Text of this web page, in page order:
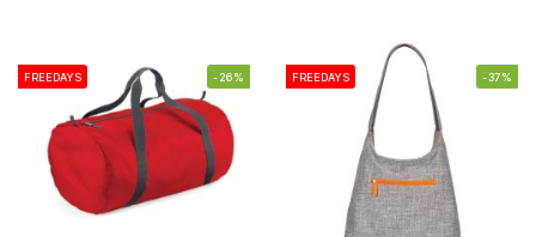
FREEDAYS -26% FREEDAYS -37%